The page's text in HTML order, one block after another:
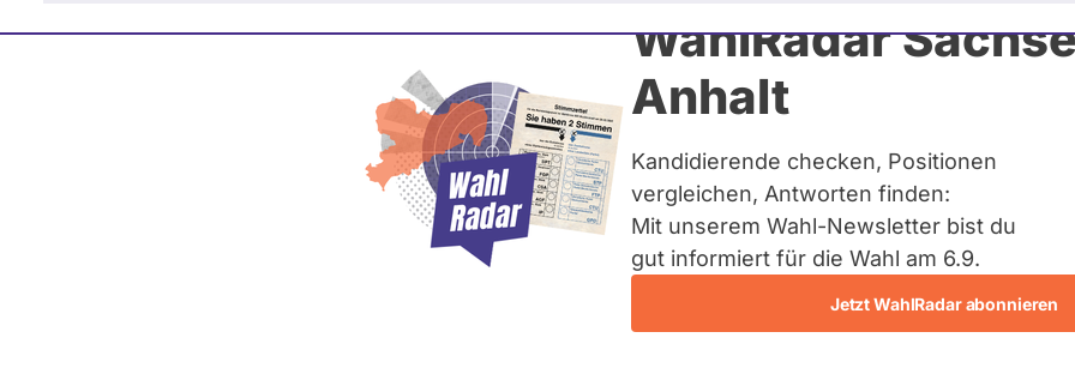
WahlRadar
Anhalt
Kandidierende checken, Positionen
vergleichen, Antworten finden:
Mit unserem Wahl-Newsletter bist du
gut informiert für die Wahl am 6.9.
Jetzt WahlRadar abonnieren
Sebastian Pank
BÜNDNIS 90/­DIE GRÜNEN
Dieser Politiker hat kein aktuelles und kein zukünftiges
Mandat und keine Direktandidatur auf Landes-, Bundes-
oder EU-Ebene. Mögliche Kandidaturen über eine
Wahlliste werden bei uns nicht erfasst.